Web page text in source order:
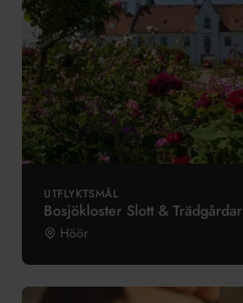
UTFLYKTSMÅL
Bosjökloster Slott & Trädgårdar
Höör